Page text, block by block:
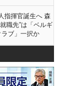
指揮官誕生へ 森
職先”は「ベルギ
ブ」一択か